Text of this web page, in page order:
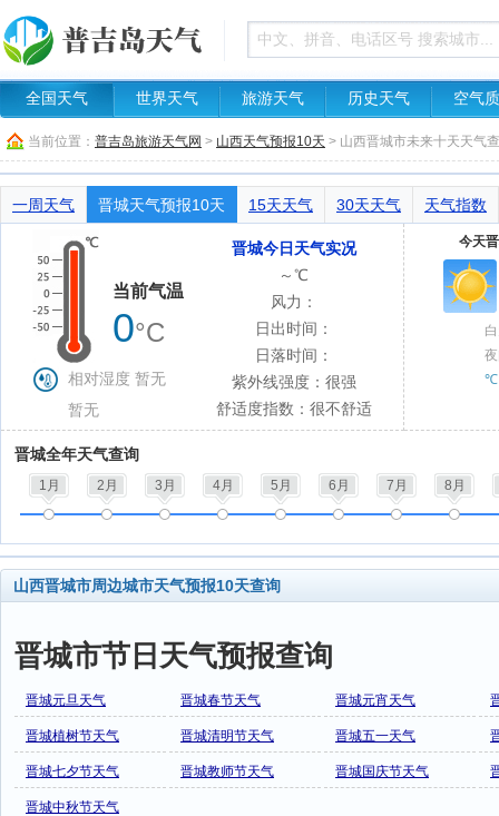
全国天气 世界天气 旅游天气 历史天气 空气
当前位置： 普吉岛旅游天气网 > 山西天气预报10天 > 山西晋城市未来十天天气
一周天气 晋城天气预报10天 15天天气 30天天气 天气指数
当前气温
0°C
相对湿度 暂无
暂无
晋城今日天气实况
～℃
风力：
日出时间：
日落时间：
紫外线强度：很强
舒适度指数：很不舒适
今天
℃
晋城全年天气查询
1月 2月 3月 4月 5月 6月 7月 8月
山西晋城市周边城市天气预报10天查询
晋城市节日天气预报查询
晋城元旦天气 晋城春节天气 晋城元宵天气
晋城植树节天气 晋城清明节天气 晋城五一天气
晋城七夕节天气 晋城教师节天气 晋城国庆节天气
晋城中秋节天气